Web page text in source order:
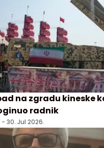
na zgradu kineske
radnik
- 30. Jul 2026.